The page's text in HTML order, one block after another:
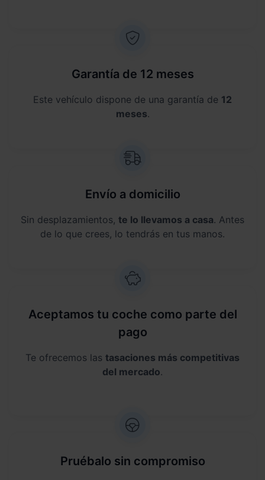
Garantía de 12 meses
Este vehículo dispone de una garantía de 12
meses.
Envío a domicilio
Sin desplazamientos, te lo llevamos a casa. Antes
de lo que crees, lo tendrás en tus manos.
Aceptamos tu coche como parte del
pago
Te ofrecemos las tasaciones más competitivas
del mercado.
Pruébalo sin compromiso